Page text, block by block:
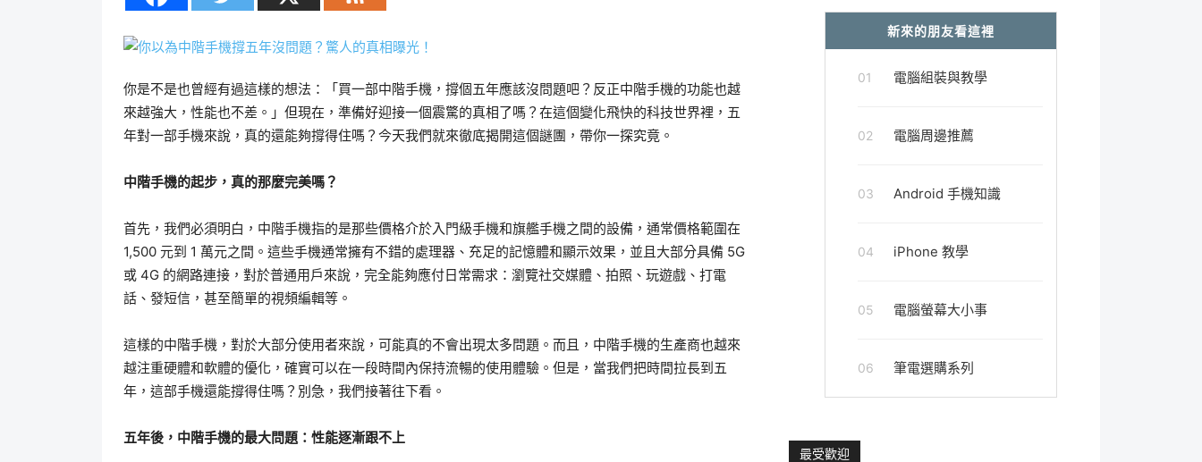
你是不是也曾經有過這樣的想法：「買一部中階手機，撐個五年應該沒問題吧？反正中階手機的功能也越
來越強大，性能也不差。」但現在，準備好迎接一個震驚的真相了嗎？在這個變化飛快的科技世界裡，五
年對一部手機來說，真的還能夠撐得住嗎？今天我們就來徹底揭開這個謎團，帶你一探究竟。
中階手機的起步，真的那麼完美嗎？
首先，我們必須明白，中階手機指的是那些價格介於入門級手機和旗艦手機之間的設備，通常價格範圍在
1,500 元到 1 萬元之間。這些手機通常擁有不錯的處理器、充足的記憶體和顯示效果，並且大部分具備 5G
或 4G 的網路連接，對於普通用戶來說，完全能夠應付日常需求：瀏覽社交媒體、拍照、玩遊戲、打電
話、發短信，甚至簡單的視頻編輯等。
這樣的中階手機，對於大部分使用者來說，可能真的不會出現太多問題。而且，中階手機的生產商也越來
越注重硬體和軟體的優化，確實可以在一段時間內保持流暢的使用體驗。但是，當我們把時間拉長到五
年，這部手機還能撐得住嗎？別急，我們接著往下看。
五年後，中階手機的最大問題：性能逐漸跟不上
新來的朋友看這裡
01 電腦組裝與教學
02 電腦周邊推薦
03 Android 手機知識
04 iPhone 教學
05 電腦螢幕大小事
06 筆電選購系列
最受歡迎